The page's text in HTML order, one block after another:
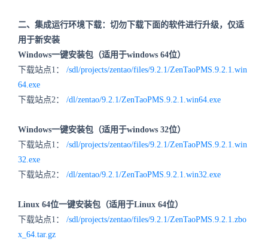
二、集成运行环境下载：切勿下载下面的软件进行升级，仅适
用于新安装
Windows一键安装包（适用于windows 64位）
下载站点1： /sdl/projects/zentao/files/9.2.1/ZenTaoPMS.9.2.1.win
64.exe
下载站点2： /dl/zentao/9.2.1/ZenTaoPMS.9.2.1.win64.exe
Windows一键安装包（适用于windows 32位）
下载站点1： /sdl/projects/zentao/files/9.2.1/ZenTaoPMS.9.2.1.win
32.exe
下载站点2： /dl/zentao/9.2.1/ZenTaoPMS.9.2.1.win32.exe
Linux 64位一键安装包（适用于Linux 64位）
下载站点1： /sdl/projects/zentao/files/9.2.1/ZenTaoPMS.9.2.1.zbo
x_64.tar.gz